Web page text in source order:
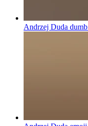
Andrzej Duda dumb